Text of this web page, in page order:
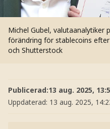
Michel Gubel, valutaanalytiker
förändring för stablecoins efter
och Shutterstock
Publicerad:13 aug. 2025,
Uppdaterad: 13 aug. 2025,